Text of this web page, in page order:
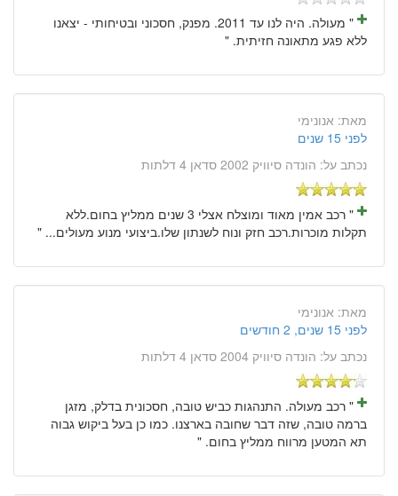
" מעולה. היה לנו עד 2011. מפנק, חסכוני ובטיחותי - יצאנו
ללא פגע מתאונה חזיתית. "
מאת: אנונימי
לפני 15 שנים
נכתב על: הונדה סיוויק 2002 סדאן 4 דלתות
" רכב אמין מאוד ומוצלח אצלי 3 שנים ממליץ בחום.ללא
תקלות מוכרות.רכב חזק ונוח לשנתון שלו.ביצועי מנוע מעולים... "
מאת: אנונימי
לפני 15 שנים, 2 חודשים
נכתב על: הונדה סיוויק 2004 סדאן 4 דלתות
" רכב מעולה. התנהגות כביש טובה, חסכונית בדלק, מזגן
ברמה טובה, שזה דבר שחובה בארצנו. כמו כן בעל ביקוש גבוה
תא המטען מרווח ממליץ בחום. "